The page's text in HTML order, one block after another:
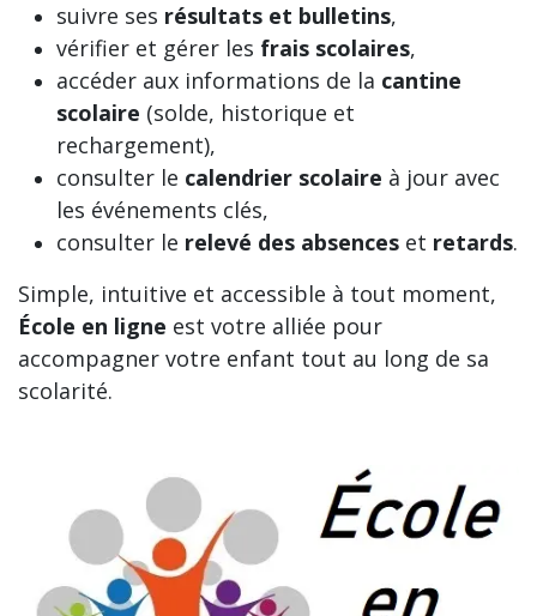
suivre ses résultats et bulletins,
vérifier et gérer les frais scolaires,
accéder aux informations de la cantine
scolaire (solde, historique et
rechargement),
consulter le calendrier scolaire à jour avec
les événements clés,
consulter le relevé des absences et retards.
Simple, intuitive et accessible à tout moment,
École en ligne est votre alliée pour
accompagner votre enfant tout au long de sa
scolarité.